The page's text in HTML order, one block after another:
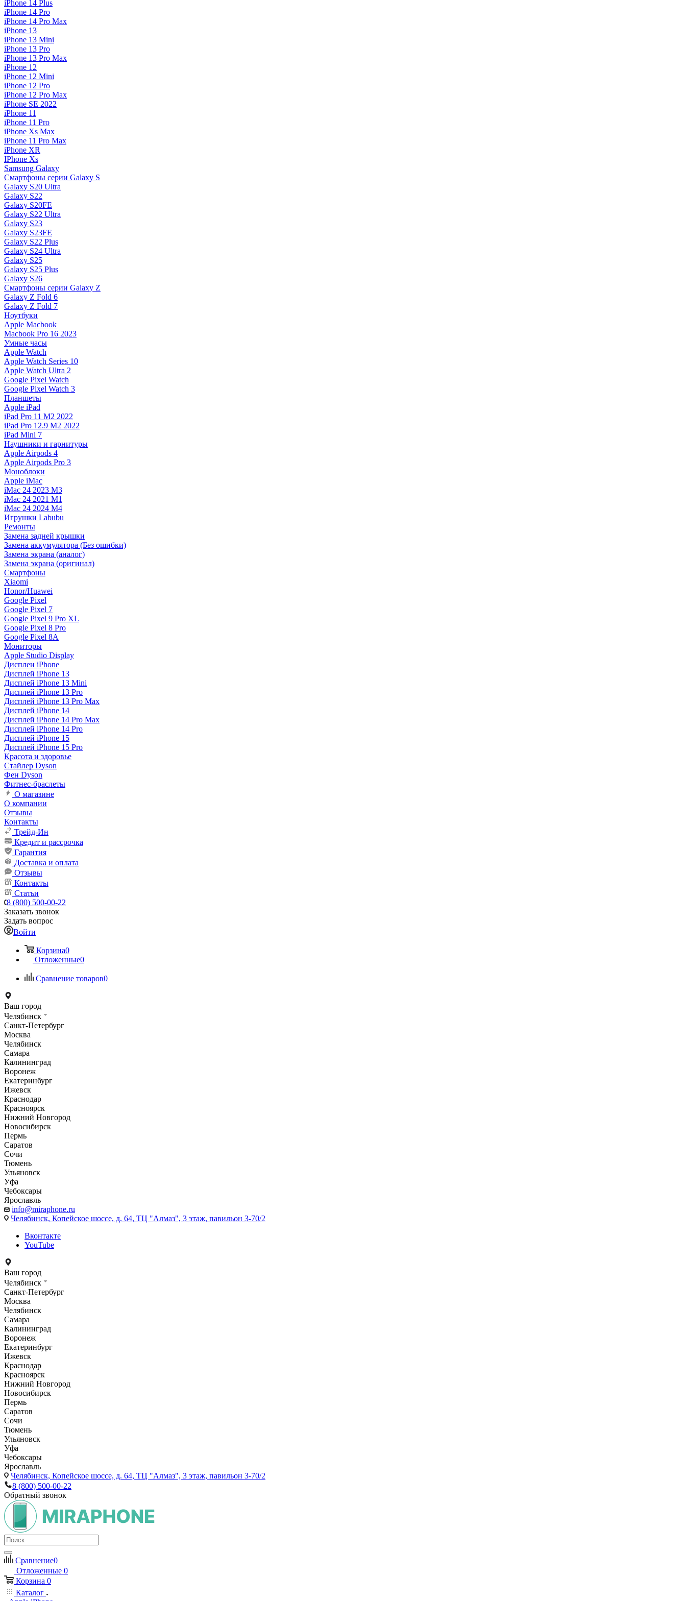
iPhone 14 Plus
iPhone 14 Pro
iPhone 14 Pro Max
iPhone 13
iPhone 13 Mini
iPhone 13 Pro
iPhone 13 Pro Max
iPhone 12
iPhone 12 Mini
iPhone 12 Pro
iPhone 12 Pro Max
iPhone SE 2022
iPhone 11
iPhone 11 Pro
iPhone Xs Max
iPhone 11 Pro Max
iPhone XR
IPhone Xs
Samsung Galaxy
Смартфоны серии Galaxy S
Galaxy S20 Ultra
Galaxy S22
Galaxy S20FE
Galaxy S22 Ultra
Galaxy S23
Galaxy S23FE
Galaxy S22 Plus
Galaxy S24 Ultra
Galaxy S25
Galaxy S25 Plus
Galaxy S26
Смартфоны серии Galaxy Z
Galaxy Z Fold 6
Galaxy Z Fold 7
Ноутбуки
Apple Macbook
Macbook Pro 16 2023
Умные часы
Apple Watch
Apple Watch Series 10
Apple Watch Ultra 2
Google Pixel Watch
Google Pixel Watch 3
Планшеты
Apple iPad
iPad Pro 11 M2 2022
iPad Pro 12.9 M2 2022
iPad Mini 7
Наушники и гарнитуры
Apple Airpods 4
Apple Airpods Pro 3
Моноблоки
Apple iMac
iMac 24 2023 M3
iMac 24 2021 M1
iMac 24 2024 M4
Игрушки Labubu
Ремонты
Замена задней крышки
Замена аккумулятора (Без ошибки)
Замена экрана (аналог)
Замена экрана (оригинал)
Смартфоны
Xiaomi
Honor/Huawei
Google Pixel
Google Pixel 7
Google Pixel 9 Pro XL
Google Pixel 8 Pro
Google Pixel 8A
Мониторы
Apple Studio Display
Дисплеи iPhone
Дисплей iPhone 13
Дисплей iPhone 13 Mini
Дисплей iPhone 13 Pro
Дисплей iPhone 13 Pro Max
Дисплей iPhone 14
Дисплей iPhone 14 Pro Max
Дисплей iPhone 14 Pro
Дисплей iPhone 15
Дисплей iPhone 15 Pro
Красота и здоровье
Стайлер Dyson
Фен Dyson
Фитнес-браслеты
О магазине
О компании
Отзывы
Контакты
Трейд-Ин
Кредит и рассрочка
Гарантия
Доставка и оплата
Отзывы
Контакты
Статьи
8 (800) 500-00-22
Заказать звонок
Задать вопрос
Войти
Корзина0
Отложенные0
Сравнение товаров0
Ваш город
Челябинск
Санкт-Петербург
Москва
Челябинск
Самара
Калининград
Воронеж
Екатеринбург
Ижевск
Краснодар
Красноярск
Нижний Новгород
Новосибирск
Пермь
Саратов
Сочи
Тюмень
Ульяновск
Уфа
Чебоксары
Ярославль
info@miraphone.ru
Челябинск, Копейское шоссе, д. 64, ТЦ "Алмаз", 3 этаж, павильон 3-70/2
Вконтакте
YouTube
Ваш город
Челябинск
Санкт-Петербург
Москва
Челябинск
Самара
Калининград
Воронеж
Екатеринбург
Ижевск
Краснодар
Красноярск
Нижний Новгород
Новосибирск
Пермь
Саратов
Сочи
Тюмень
Ульяновск
Уфа
Чебоксары
Ярославль
Челябинск, Копейское шоссе, д. 64, ТЦ "Алмаз", 3 этаж, павильон 3-70/2
8 (800) 500-00-22
Обратный звонок
Сравнение0
Отложенные 0
Корзина 0
Каталог